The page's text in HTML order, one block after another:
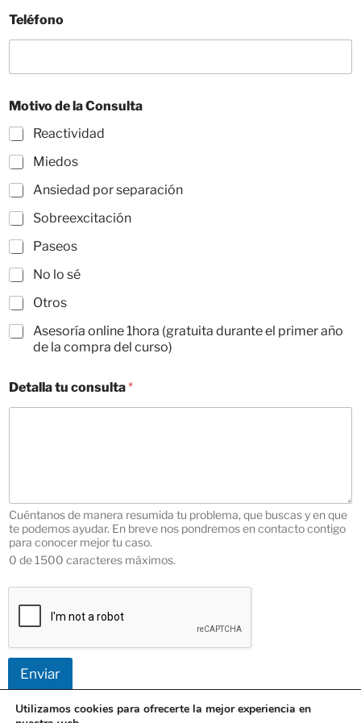
Teléfono
Motivo de la Consulta
Reactividad
Miedos
Ansiedad por separación
Sobreexcitación
Paseos
No lo sé
Otros
Asesoría online 1hora (gratuita durante el primer año
de la compra del curso)
Detalla tu consulta*
Cuéntanos de manera resumida tu problema, que buscas y en que
te podemos ayudar. En breve nos pondremos en contacto contigo
para conocer mejor tu caso.
0 de 1500 caracteres máximos.
Enviar
Utilizamos cookies para ofrecerte la mejor experiencia en